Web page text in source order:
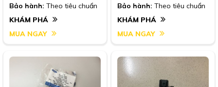
Bảo hành: Theo tiêu chuẩn
KHÁM PHÁ
MUA NGAY
Bảo hành: Theo tiêu chuẩn
KHÁM PHÁ
MUA NGAY